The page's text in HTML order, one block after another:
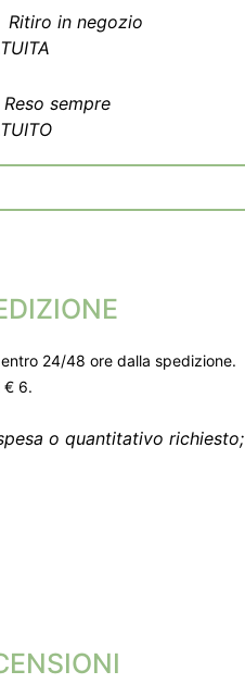
Ritiro in negozio
Reso sempre
24/48 ore dalla spedizione.
€ 6.
o quantitativo richiesto;